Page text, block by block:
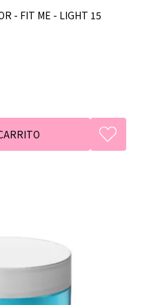
- FIT ME - LIGHT 15